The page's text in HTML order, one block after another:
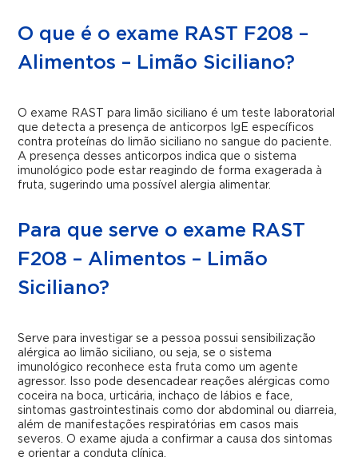
O que é o exame RAST F208 –
Alimentos – Limão Siciliano?
O exame RAST para limão siciliano é um teste laboratorial
que detecta a presença de anticorpos IgE específicos
contra proteínas do limão siciliano no sangue do paciente.
A presença desses anticorpos indica que o sistema
imunológico pode estar reagindo de forma exagerada à
fruta, sugerindo uma possível alergia alimentar.
Para que serve o exame RAST
F208 – Alimentos – Limão
Siciliano?
Serve para investigar se a pessoa possui sensibilização
alérgica ao limão siciliano, ou seja, se o sistema
imunológico reconhece esta fruta como um agente
agressor. Isso pode desencadear reações alérgicas como
coceira na boca, urticária, inchaço de lábios e face,
sintomas gastrointestinais como dor abdominal ou diarreia,
além de manifestações respiratórias em casos mais
severos. O exame ajuda a confirmar a causa dos sintomas
e orientar a conduta clínica.